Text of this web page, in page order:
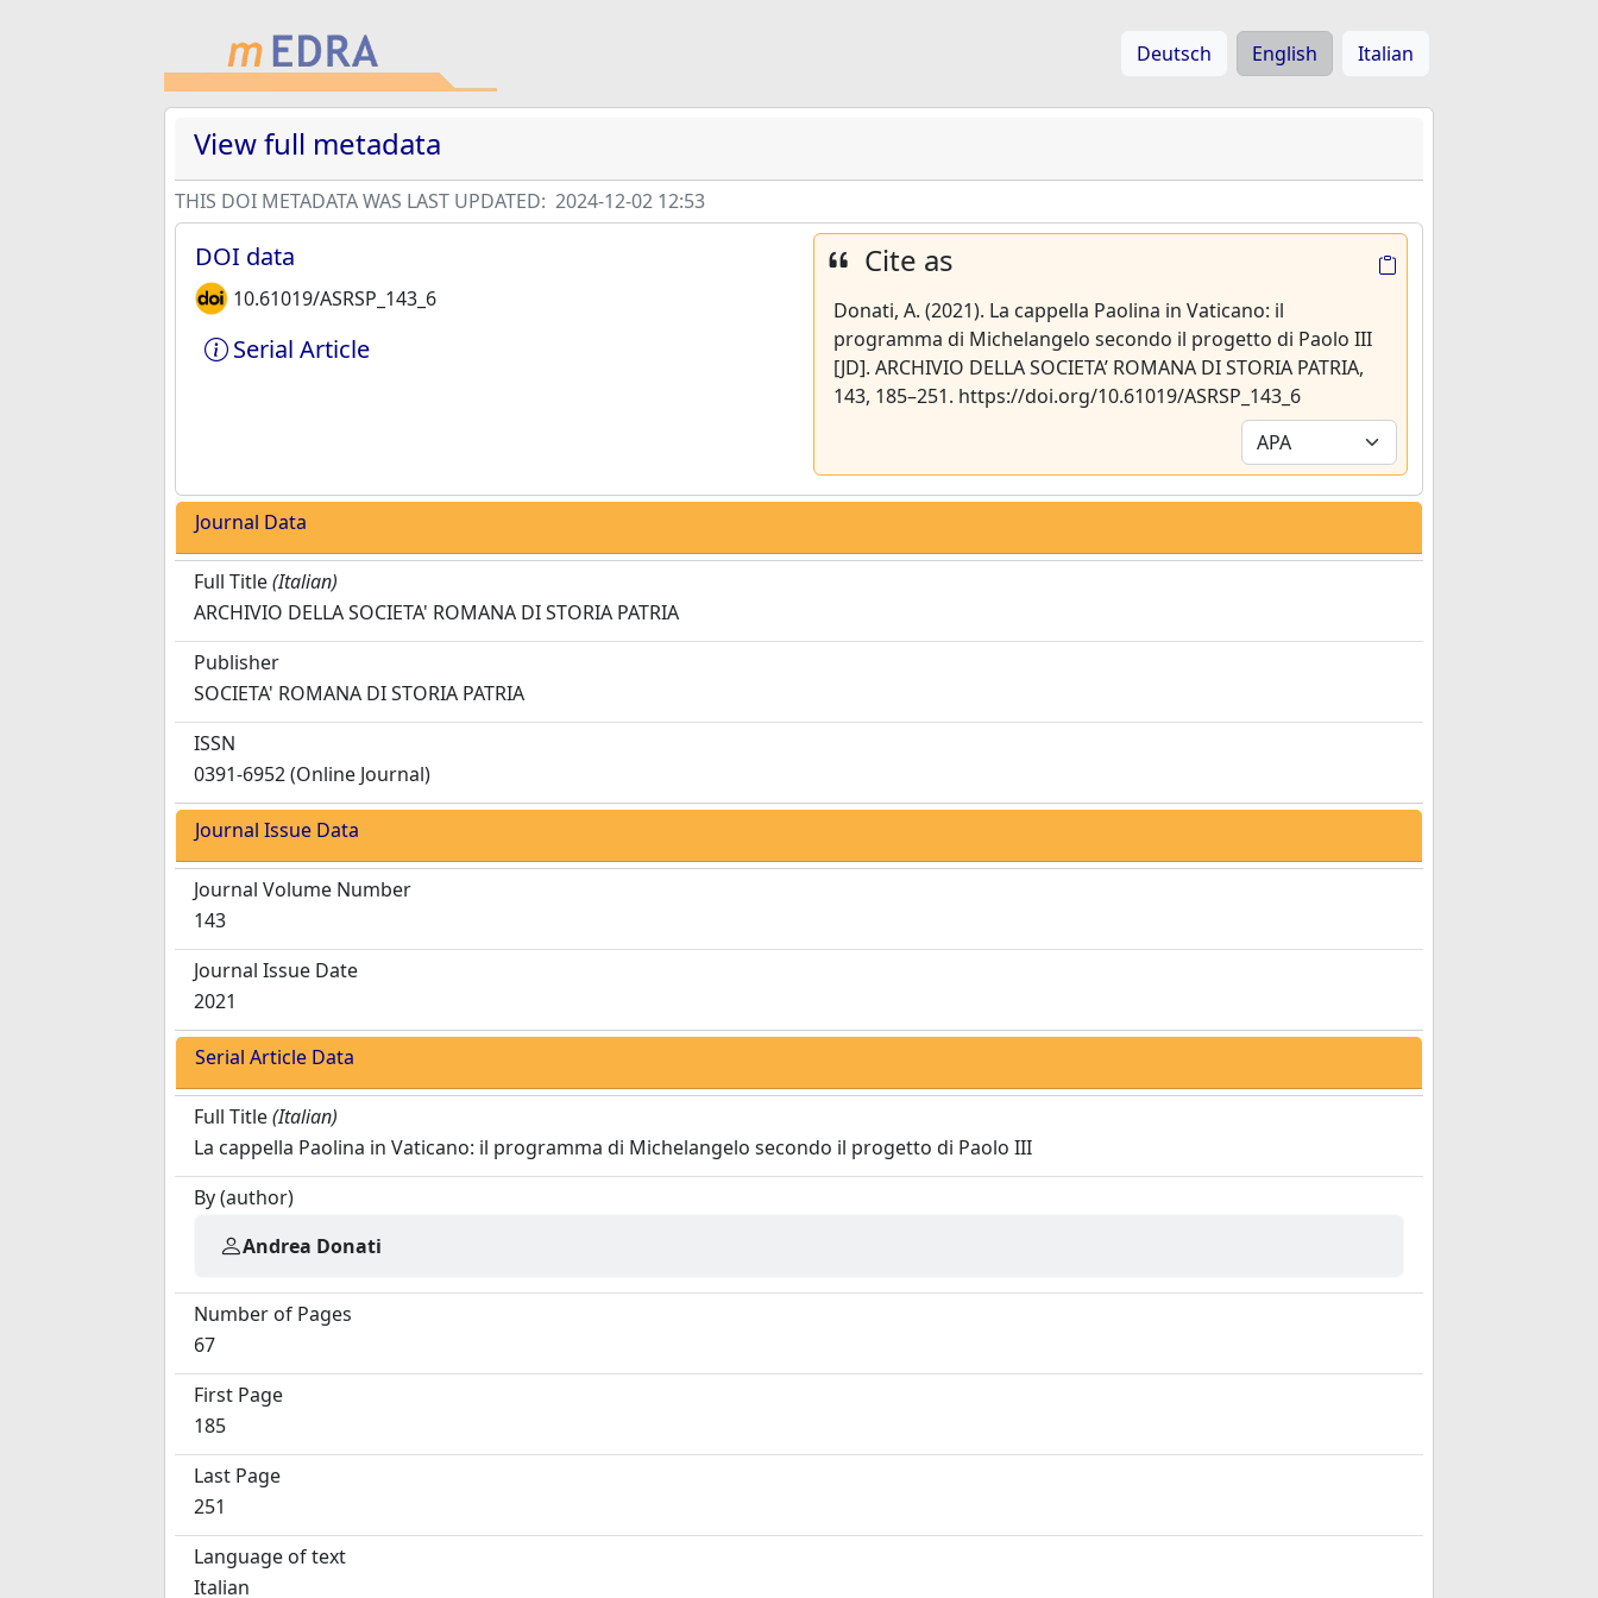
Deutsch English Italian
View full metadata
THIS DOI METADATA WAS LAST UPDATED: 2024-12-02 12:53
DOI data
10.61019/ASRSP_143_6
Serial Article
Cite as
Donati, A. (2021). La cappella Paolina in Vaticano: il
programma di Michelangelo secondo il progetto di Paolo III
[JD]. ARCHIVIO DELLA SOCIETA’ ROMANA DI STORIA PATRIA,
143, 185–251. https://doi.org/10.61019/ASRSP_143_6
Journal Data
Full Title(Italian)
ARCHIVIO DELLA SOCIETA' ROMANA DI STORIA PATRIA
Publisher
SOCIETA' ROMANA DI STORIA PATRIA
ISSN
0391-6952 (Online Journal)
Journal Issue Data
Journal Volume Number
143
Journal Issue Date
2021
Serial Article Data
Full Title(Italian)
La cappella Paolina in Vaticano: il programma di Michelangelo secondo il progetto di Paolo III
By (author)
Andrea Donati
Number of Pages
67
First Page
185
Last Page
251
Language of text
Italian